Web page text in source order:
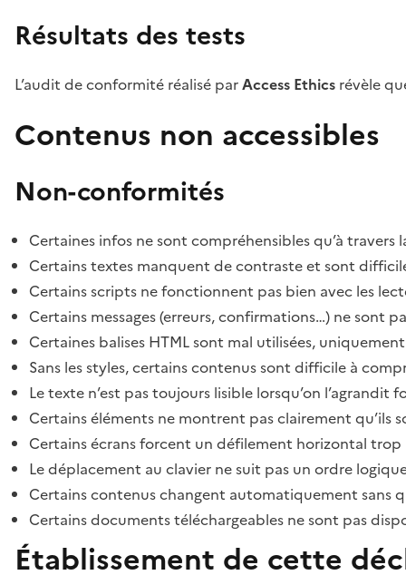
Résultats des tests
L’audit de conformité réalisé parAccess Ethics révèle
Contenus non accessibles
Non-conformités
Certaines infos ne sont compréhensibles qu’à travers
Certains textes manquent de contraste et sont
Certains scripts ne fonctionnent pas bien avec les
Certains messages (erreurs, confirmations…) ne sont
Certaines balises HTML sont mal utilisées,
Sans les styles, certains contenus sont difficile à
Le texte n’est pas toujours lisible lorsqu’on l’agrandit
Certains éléments ne montrent pas clairement qu’ils
Certains écrans forcent un défilement horizontal
Le déplacement au clavier ne suit pas un ordre
Certains contenus changent automatiquement sans
Certains documents téléchargeables ne sont pas
Établissement de cette